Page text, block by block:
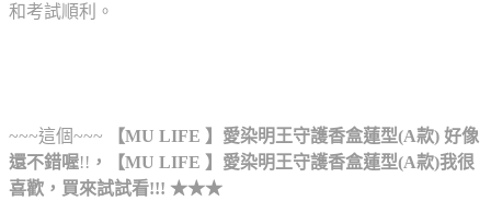
和考試順利。
~~~這個~~~ 【MU LIFE 】愛染明王守護香盒蓮型(A款) 好像
還不錯喔!! ， 【MU LIFE 】愛染明王守護香盒蓮型(A款)我很
喜歡，買來試試看!!! ★★★